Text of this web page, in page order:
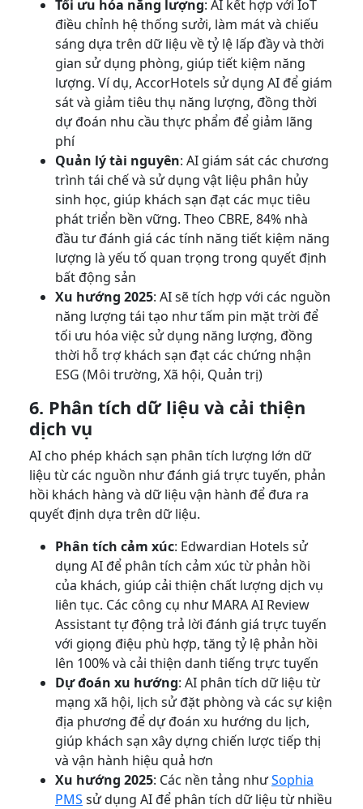
Tối ưu hóa năng lượng: AI kết hợp với IoT
điều chỉnh hệ thống sưởi, làm mát và chiếu
sáng dựa trên dữ liệu về tỷ lệ lấp đầy và thời
gian sử dụng phòng, giúp tiết kiệm năng
lượng. Ví dụ, AccorHotels sử dụng AI để giám
sát và giảm tiêu thụ năng lượng, đồng thời
dự đoán nhu cầu thực phẩm để giảm lãng
phí
Quản lý tài nguyên: AI giám sát các chương
trình tái chế và sử dụng vật liệu phân hủy
sinh học, giúp khách sạn đạt các mục tiêu
phát triển bền vững. Theo CBRE, 84% nhà
đầu tư đánh giá các tính năng tiết kiệm năng
lượng là yếu tố quan trọng trong quyết định
bất động sản
Xu hướng 2025: AI sẽ tích hợp với các nguồn
năng lượng tái tạo như tấm pin mặt trời để
tối ưu hóa việc sử dụng năng lượng, đồng
thời hỗ trợ khách sạn đạt các chứng nhận
ESG (Môi trường, Xã hội, Quản trị)
6. Phân tích dữ liệu và cải thiện
dịch vụ
AI cho phép khách sạn phân tích lượng lớn dữ
liệu từ các nguồn như đánh giá trực tuyến, phản
hồi khách hàng và dữ liệu vận hành để đưa ra
quyết định dựa trên dữ liệu.
Phân tích cảm xúc: Edwardian Hotels sử
dụng AI để phân tích cảm xúc từ phản hồi
của khách, giúp cải thiện chất lượng dịch vụ
liên tục. Các công cụ như MARA AI Review
Assistant tự động trả lời đánh giá trực tuyến
với giọng điệu phù hợp, tăng tỷ lệ phản hồi
lên 100% và cải thiện danh tiếng trực tuyến
Dự đoán xu hướng: AI phân tích dữ liệu từ
mạng xã hội, lịch sử đặt phòng và các sự kiện
địa phương để dự đoán xu hướng du lịch,
giúp khách sạn xây dựng chiến lược tiếp thị
và vận hành hiệu quả hơn
Xu hướng 2025: Các nền tảng nhưSophia
PMS sử dụng AI để phân tích dữ liệu từ nhiều